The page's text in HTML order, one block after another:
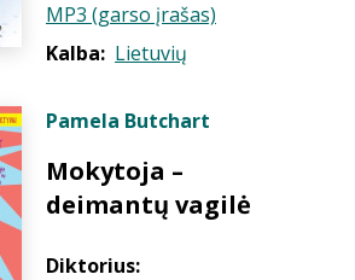
MP3 (garso įrašas)
Kalba: Lietuvių
Pamela Butchart
Mokytoja –
deimantų vagilė
Diktorius: